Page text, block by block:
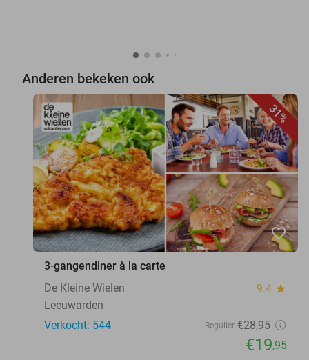
Anderen bekeken ook
31%
favorite_border
3-gangendiner à la carte
De Kleine Wielen
9.4 star
Leeuwarden
Verkocht: 544
Regulier €28,95
€19,95